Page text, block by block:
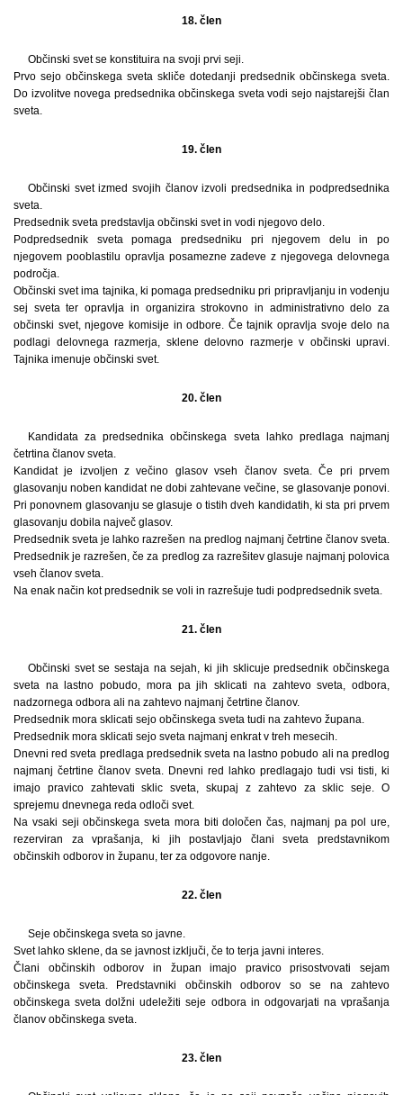
18. člen
Občinski svet se konstituira na svoji prvi seji.
Prvo sejo občinskega sveta skliče dotedanji predsednik občinskega sveta.
Do izvolitve novega predsednika občinskega sveta vodi sejo najstarejši član
sveta.
19. člen
Občinski svet izmed svojih članov izvoli predsednika in podpredsednika
sveta.
Predsednik sveta predstavlja občinski svet in vodi njegovo delo.
Podpredsednik sveta pomaga predsedniku pri njegovem delu in po
njegovem pooblastilu opravlja posamezne zadeve z njegovega delovnega
področja.
Občinski svet ima tajnika, ki pomaga predsedniku pri pripravljanju in vodenju
sej sveta ter opravlja in organizira strokovno in administrativno delo za
občinski svet, njegove komisije in odbore. Če tajnik opravlja svoje delo na
podlagi delovnega razmerja, sklene delovno razmerje v občinski upravi.
Tajnika imenuje občinski svet.
20. člen
Kandidata za predsednika občinskega sveta lahko predlaga najmanj
četrtina članov sveta.
Kandidat je izvoljen z večino glasov vseh članov sveta. Če pri prvem
glasovanju noben kandidat ne dobi zahtevane večine, se glasovanje ponovi.
Pri ponovnem glasovanju se glasuje o tistih dveh kandidatih, ki sta pri prvem
glasovanju dobila največ glasov.
Predsednik sveta je lahko razrešen na predlog najmanj četrtine članov sveta.
Predsednik je razrešen, če za predlog za razrešitev glasuje najmanj polovica
vseh članov sveta.
Na enak način kot predsednik se voli in razrešuje tudi podpredsednik sveta.
21. člen
Občinski svet se sestaja na sejah, ki jih sklicuje predsednik občinskega
sveta na lastno pobudo, mora pa jih sklicati na zahtevo sveta, odbora,
nadzornega odbora ali na zahtevo najmanj četrtine članov.
Predsednik mora sklicati sejo občinskega sveta tudi na zahtevo župana.
Predsednik mora sklicati sejo sveta najmanj enkrat v treh mesecih.
Dnevni red sveta predlaga predsednik sveta na lastno pobudo ali na predlog
najmanj četrtine članov sveta. Dnevni red lahko predlagajo tudi vsi tisti, ki
imajo pravico zahtevati sklic sveta, skupaj z zahtevo za sklic seje. O
sprejemu dnevnega reda odloči svet.
Na vsaki seji občinskega sveta mora biti določen čas, najmanj pa pol ure,
rezerviran za vprašanja, ki jih postavljajo člani sveta predstavnikom
občinskih odborov in županu, ter za odgovore nanje.
22. člen
Seje občinskega sveta so javne.
Svet lahko sklene, da se javnost izključi, če to terja javni interes.
Člani občinskih odborov in župan imajo pravico prisostvovati sejam
občinskega sveta. Predstavniki občinskih odborov so se na zahtevo
občinskega sveta dolžni udeležiti seje odbora in odgovarjati na vprašanja
članov občinskega sveta.
23. člen